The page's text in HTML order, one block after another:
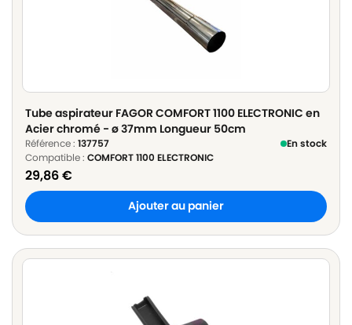
Tube aspirateur FAGOR COMFORT 1100 ELECTRONIC en
Acier chromé - ø 37mm Longueur 50cm
Référence : 137757
En stock
Compatible : COMFORT 1100 ELECTRONIC
29,86€
Ajouter au panier